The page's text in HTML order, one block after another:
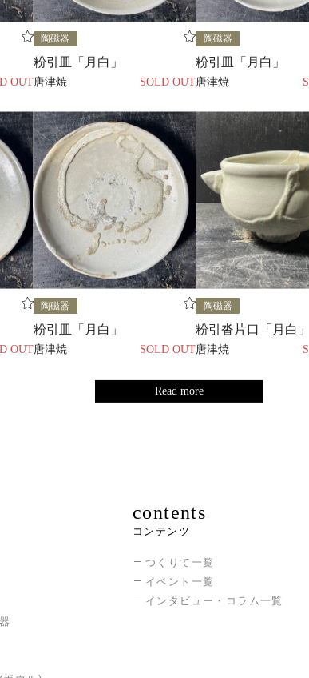
OUT
陶磁器
粉引皿「月白」
唐津焼 SOLD OUT
陶磁器
粉引皿「月白」
唐津焼
OUT
陶磁器
粉引皿「月白」
唐津焼 SOLD OUT
陶磁器
粉引沓片口「月白」
唐津焼
Read more
contents
コンテンツ
つくりて一覧
イベント一覧
インタビュー・コラム一覧